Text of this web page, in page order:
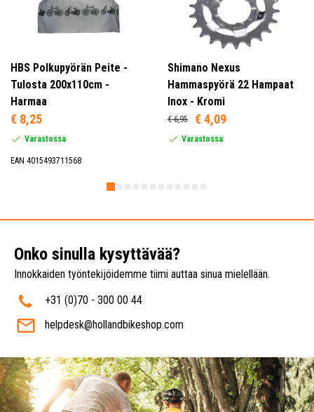
HBS Polkupyörän Peite -
Tulosta 200x110cm -
Harmaa
€ 8,25
Varastossa
EAN 4015493711568
Shimano Nexus
Hammaspyörä 22 Hampaat
Inox - Kromi
€ 6,95 € 4,09
Varastossa
Onko sinulla kysyttävää?
Innokkaiden työntekijöidemme tiimi auttaa sinua mielellään.
+31 (0)70 - 300 00 44
helpdesk@hollandbikeshop.com